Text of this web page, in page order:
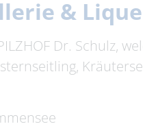
&
Dr. Schulz,